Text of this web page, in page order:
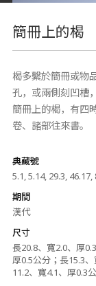
簡冊上的楬
楬多繫於簡冊或物
孔，或兩側刻凹槽
簡冊上的楬，有四
卷、諸部往來書。
典藏號
5.1, 5.14, 29.3, 46.17,
期間
漢代
尺寸
長20.8、寬2.0、厚
厚0.5公分；長15.3
11.2、寬4.1、厚0.3